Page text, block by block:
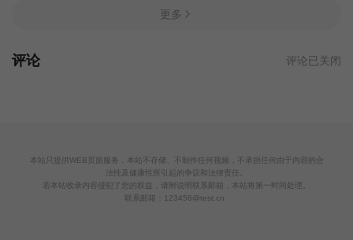
更多
评论 评论已关闭
本站只提供WEB页面服务，本站不存储、不制作任何视频，不承担任何由于内容的合
法性及健康性所引起的争议和法律责任。
若本站收录内容侵犯了您的权益，请附说明联系邮箱，本站将第一时间处理。
联系邮箱：123456@test.cn